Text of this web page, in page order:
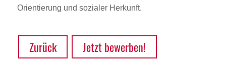
Orientierung und sozialer Herkunft.
Zurück Jetzt bewerben!